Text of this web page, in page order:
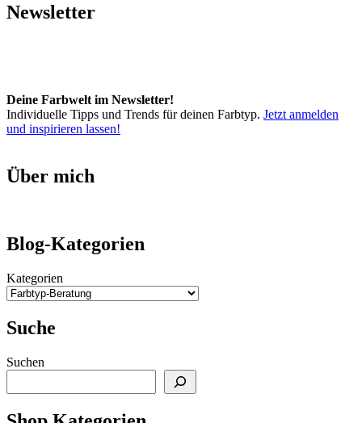
Newsletter
Deine Farbwelt im Newsletter!
Individuelle Tipps und Trends für deinen Farbtyp. Jetzt anmelden
und inspirieren lassen!
Über mich
Blog-Kategorien
Kategorien
Suche
Suchen